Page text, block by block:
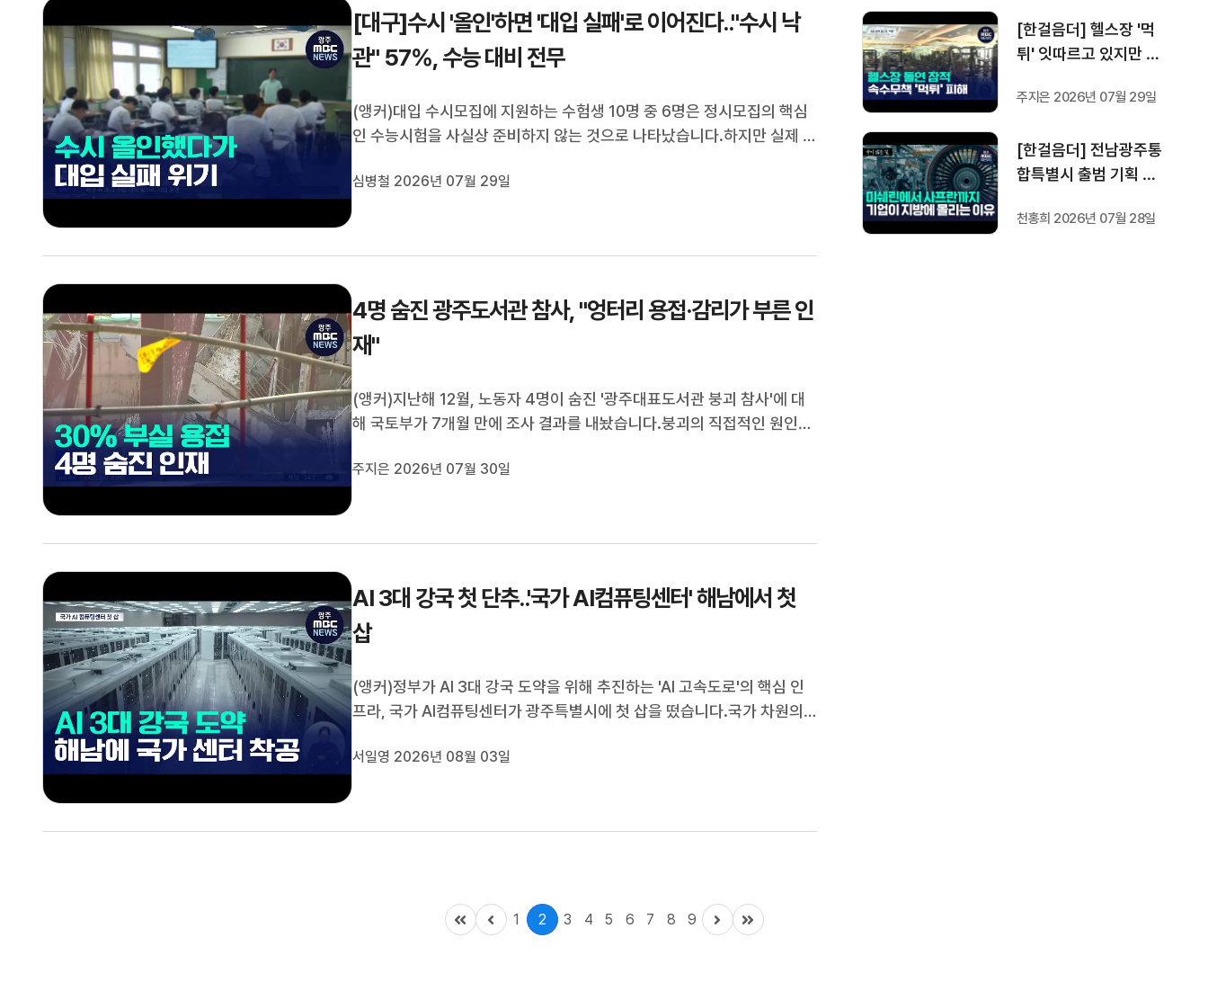
[대구]수시 '올인'하면 '대입 실패'로 이어진다.."수시 낙
관" 57%, 수능 대비 전무
(앵커)대입 수시모집에 지원하는 수험생 10명 중 6명은 정시모집의 핵심
인 수능시험을 사실상 준비하지 않는 것으로 나타났습니다.하지만 실제 정
이 정시에 지원한 학생들이었습니다.수능 대비가 제대로 되지 않은 상태에
심병철 2026년 07월 29일
4명 숨진 광주도서관 참사, "엉터리 용접·감리가 부른 인
재"
(앵커)지난해 12월, 노동자 4명이 숨진 '광주대표도서관 붕괴 참사'에 대
해 국토부가 7개월 만에 조사 결과를 내놨습니다.붕괴의 직접적인 원인은
했던 것으로 드러났습니다.감리라도 제대로 이뤄졌다면 막을 수 있었겠지
주지은 2026년 07월 30일
AI 3대 강국 첫 단추..'국가 AI컴퓨팅센터' 해남에서 첫
삽
(앵커)정부가 AI 3대 강국 도약을 위해 추진하는 'AI 고속도로'의 핵심 인
프라, 국가 AI컴퓨팅센터가 광주특별시에 첫 삽을 떴습니다.국가 차원의
의 핵심 거점으로 도약할 수 있을지 관심이 모아지고 있습니다.서일영 기
서일영 2026년 08월 03일
자스인"
[한걸음더] 헬스장 '먹
튀' 잇따르고 있지만 …
주지은 2026년 07월 29일
[한걸음더] 전남광주통
합특별시 출범 기획 보
지방이 주도한 투자..'유
천홍희 2026년 07월 28일
1 2 3 4 5 6 7 8 9